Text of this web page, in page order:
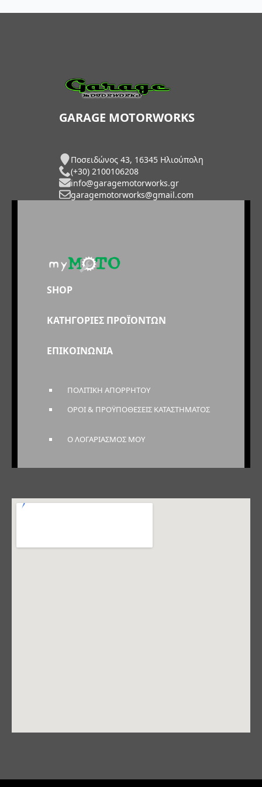
GARAGE MOTORWORKS
Ποσειδώνος 43, 16345 Ηλιούπολη
(+30) 2100106208
info@garagemotorworks.gr
garagemotorworks@gmail.com
SHOP
ΚΑΤΗΓΟΡΙΕΣ ΠΡΟΪΟΝΤΩΝ
ΕΠΙΚΟΙΝΩΝΙΑ
ΠΟΛΙΤΙΚΗ ΑΠΟΡΡΗΤΟΥ
ΟΡΟΙ & ΠΡΟΫΠΟΘΕΣΕΙΣ ΚΑΤΑΣΤΗΜΑΤΟΣ
Ο ΛΟΓΑΡΙΑΣΜΟΣ ΜΟΥ